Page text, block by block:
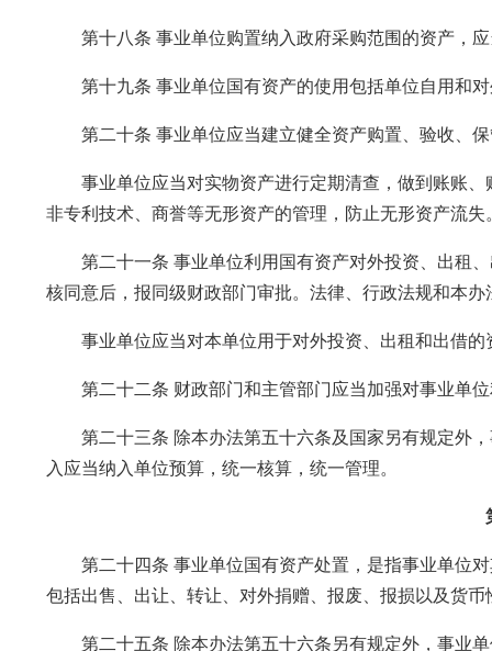
第十八条 事业单位购置纳入政府采购范围的资产，应
第十九条 事业单位国有资产的使用包括单位自用和对
第二十条 事业单位应当建立健全资产购置、验收、保
事业单位应当对实物资产进行定期清查，做到账账、
非专利技术、商誉等无形资产的管理，防止无形资产流失
第二十一条 事业单位利用国有资产对外投资、出租、
核同意后，报同级财政部门审批。法律、行政法规和本
事业单位应当对本单位用于对外投资、出租和出借的
第二十二条 财政部门和主管部门应当加强对事业单位
第二十三条 除本办法第五十六条及国家另有规定外，
入应当纳入单位预算，统一核算，统一管理。
第二十四条 事业单位国有资产处置，是指事业单位对
包括出售、出让、转让、对外捐赠、报废、报损以及货
第二十五条 除本办法第五十六条另有规定外，事业单